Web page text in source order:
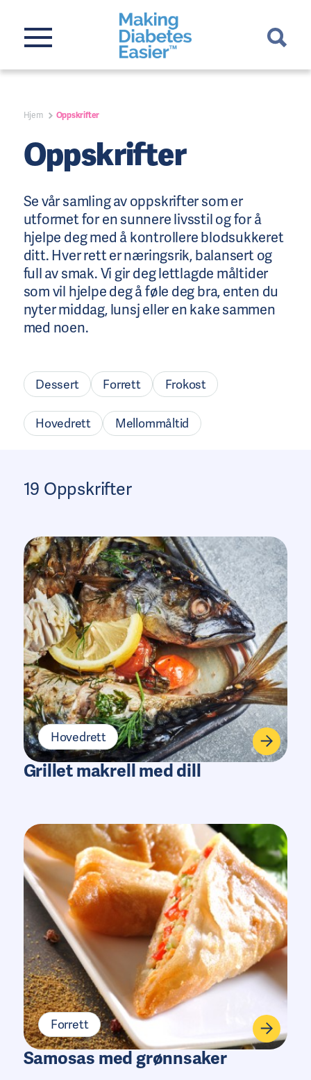
Hjem Oppskrifter
Oppskrifter
Se vår samling av oppskrifter som er
utformet for en sunnere livsstil og for å
hjelpe deg med å kontrollere blodsukkeret
ditt. Hver rett er næringsrik, balansert og
full av smak. Vi gir deg lettlagde måltider
som vil hjelpe deg å føle deg bra, enten du
nyter middag, lunsj eller en kake sammen
med noen.
Dessert Forrett Frokost
Hovedrett Mellommåltid
19 Oppskrifter
Hovedrett
Grillet makrell med dill
Forrett
Samosas med grønnsaker